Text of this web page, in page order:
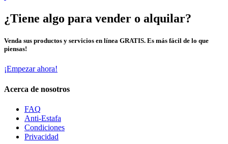
¿Tiene algo para vender o alquilar?
Venda sus productos y servicios en línea GRATIS. Es más fácil de lo que
piensas!
¡Empezar ahora!
Acerca de nosotros
FAQ
Anti-Estafa
Condiciones
Privacidad